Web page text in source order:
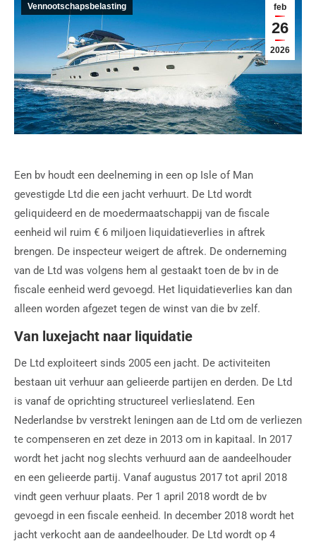
feb
26
2026
Vennootschapsbelasting
Een bv houdt een deelneming in een op Isle of Man
gevestigde Ltd die een jacht verhuurt. De Ltd wordt
geliquideerd en de moedermaatschappij van de fiscale
eenheid wil ruim € 6 miljoen liquidatieverlies in aftrek
brengen. De inspecteur weigert de aftrek. De onderneming
van de Ltd was volgens hem al gestaakt toen de bv in de
fiscale eenheid werd gevoegd. Het liquidatieverlies kan dan
alleen worden afgezet tegen de winst van die bv zelf.
Van luxejacht naar liquidatie
De Ltd exploiteert sinds 2005 een jacht. De activiteiten
bestaan uit verhuur aan gelieerde partijen en derden. De Ltd
is vanaf de oprichting structureel verlieslatend. Een
Nederlandse bv verstrekt leningen aan de Ltd om de verliezen
te compenseren en zet deze in 2013 om in kapitaal. In 2017
wordt het jacht nog slechts verhuurd aan de aandeelhouder
en een gelieerde partij. Vanaf augustus 2017 tot april 2018
vindt geen verhuur plaats. Per 1 april 2018 wordt de bv
gevoegd in een fiscale eenheid. In december 2018 wordt het
jacht verkocht aan de aandeelhouder. De Ltd wordt op 4